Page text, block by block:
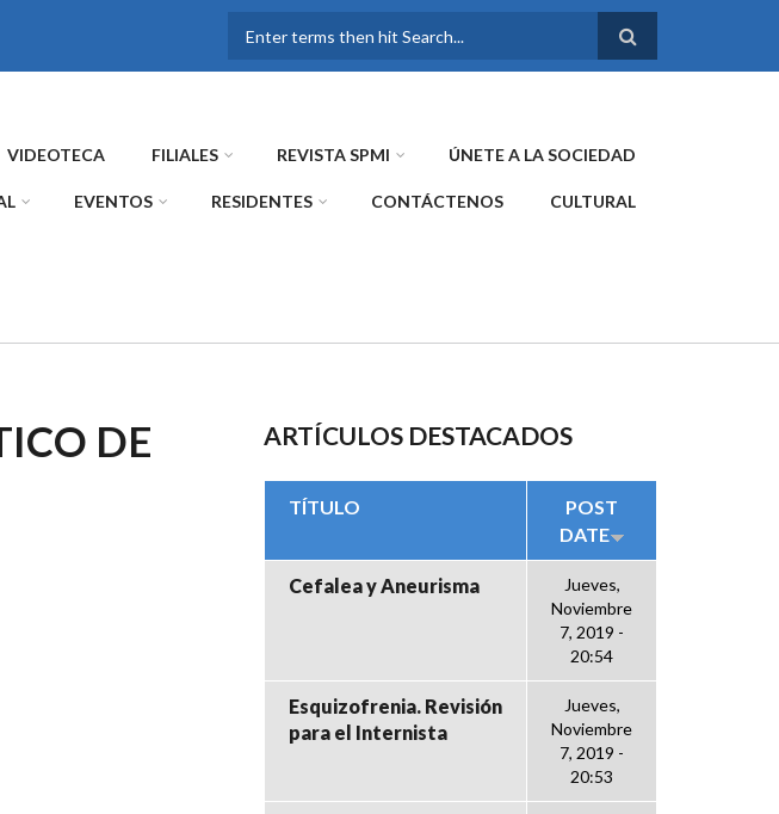
FORMULARIO DE
VIDEOTECA FILIALES REVISTA SPMI ÚNETE A LA SOCIEDAD
EVENTOS RESIDENTES CONTÁCTENOS CULTURAL
DE
ARTÍCULOS DESTACADOS
TÍTULO
POST
DATE
Cefalea y Aneurisma
Jueves,
Noviembre
7, 2019 -
20:54
Esquizofrenia. Revisión
para el Internista
Jueves,
Noviembre
7, 2019 -
20:53